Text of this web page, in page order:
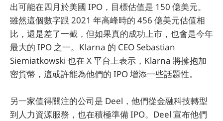
出可能在四月於美國 IPO，目標估值是 150 億美元。
雖然這個數字跟 2021 年高峰時的 456 億美元估值相
比，還是差了一截，但如果真的成功上市，也會是今年
最大的 IPO 之一。Klarna 的 CEO Sebastian
Siemiatkowski 也在 X 平台上表示，Klarna 將擁抱加
密貨幣，這或許能為他們的 IPO 增添一些話題性。
另一家值得關注的公司是 Deel，他們從金融科技轉型
到人力資源服務，也在積極準備 IPO。Deel 宣布他們